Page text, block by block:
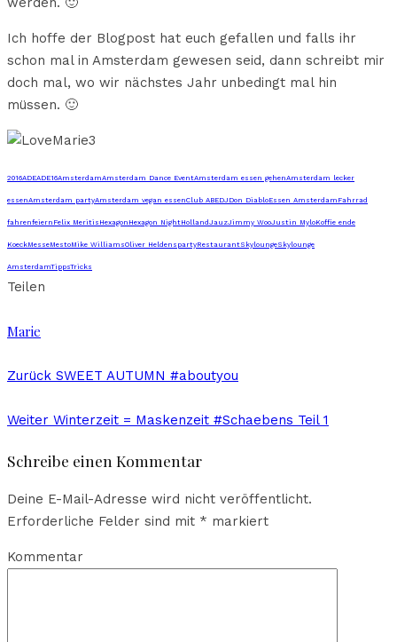
Ich hoffe der Blogpost hat euch gefallen und falls ihr
schon mal in Amsterdam gewesen seid, dann schreibt mir
doch mal, wo wir nächstes Jahr unbedingt mal hin
müssen. 🙂
2016ADEADE16AmsterdamAmsterdam Dance EventAmsterdam essen gehenAmsterdam lecker
essenAmsterdam partyAmsterdam vegan essenClub ABEDJ Don DiabloEssen Amsterdam Fahrrad
fahrenfeiern Felix Meritis Hexagon Hexagon NightHollandJauzJimmy WooJustin MyloKoffie ende
KoeckMesseMestoMike WilliamsOliver Heldens partyRestaurantSkyloungeSkylounge
AmsterdamTippsTricks
Teilen
Marie
Zurück SWEET AUTUMN #aboutyou
Weiter Winterzeit = Maskenzeit #Schaebens Teil 1
Schreibe einen Kommentar
Deine E-Mail-Adresse wird nicht veröffentlicht.
Erforderliche Felder sind mit * markiert
Kommentar